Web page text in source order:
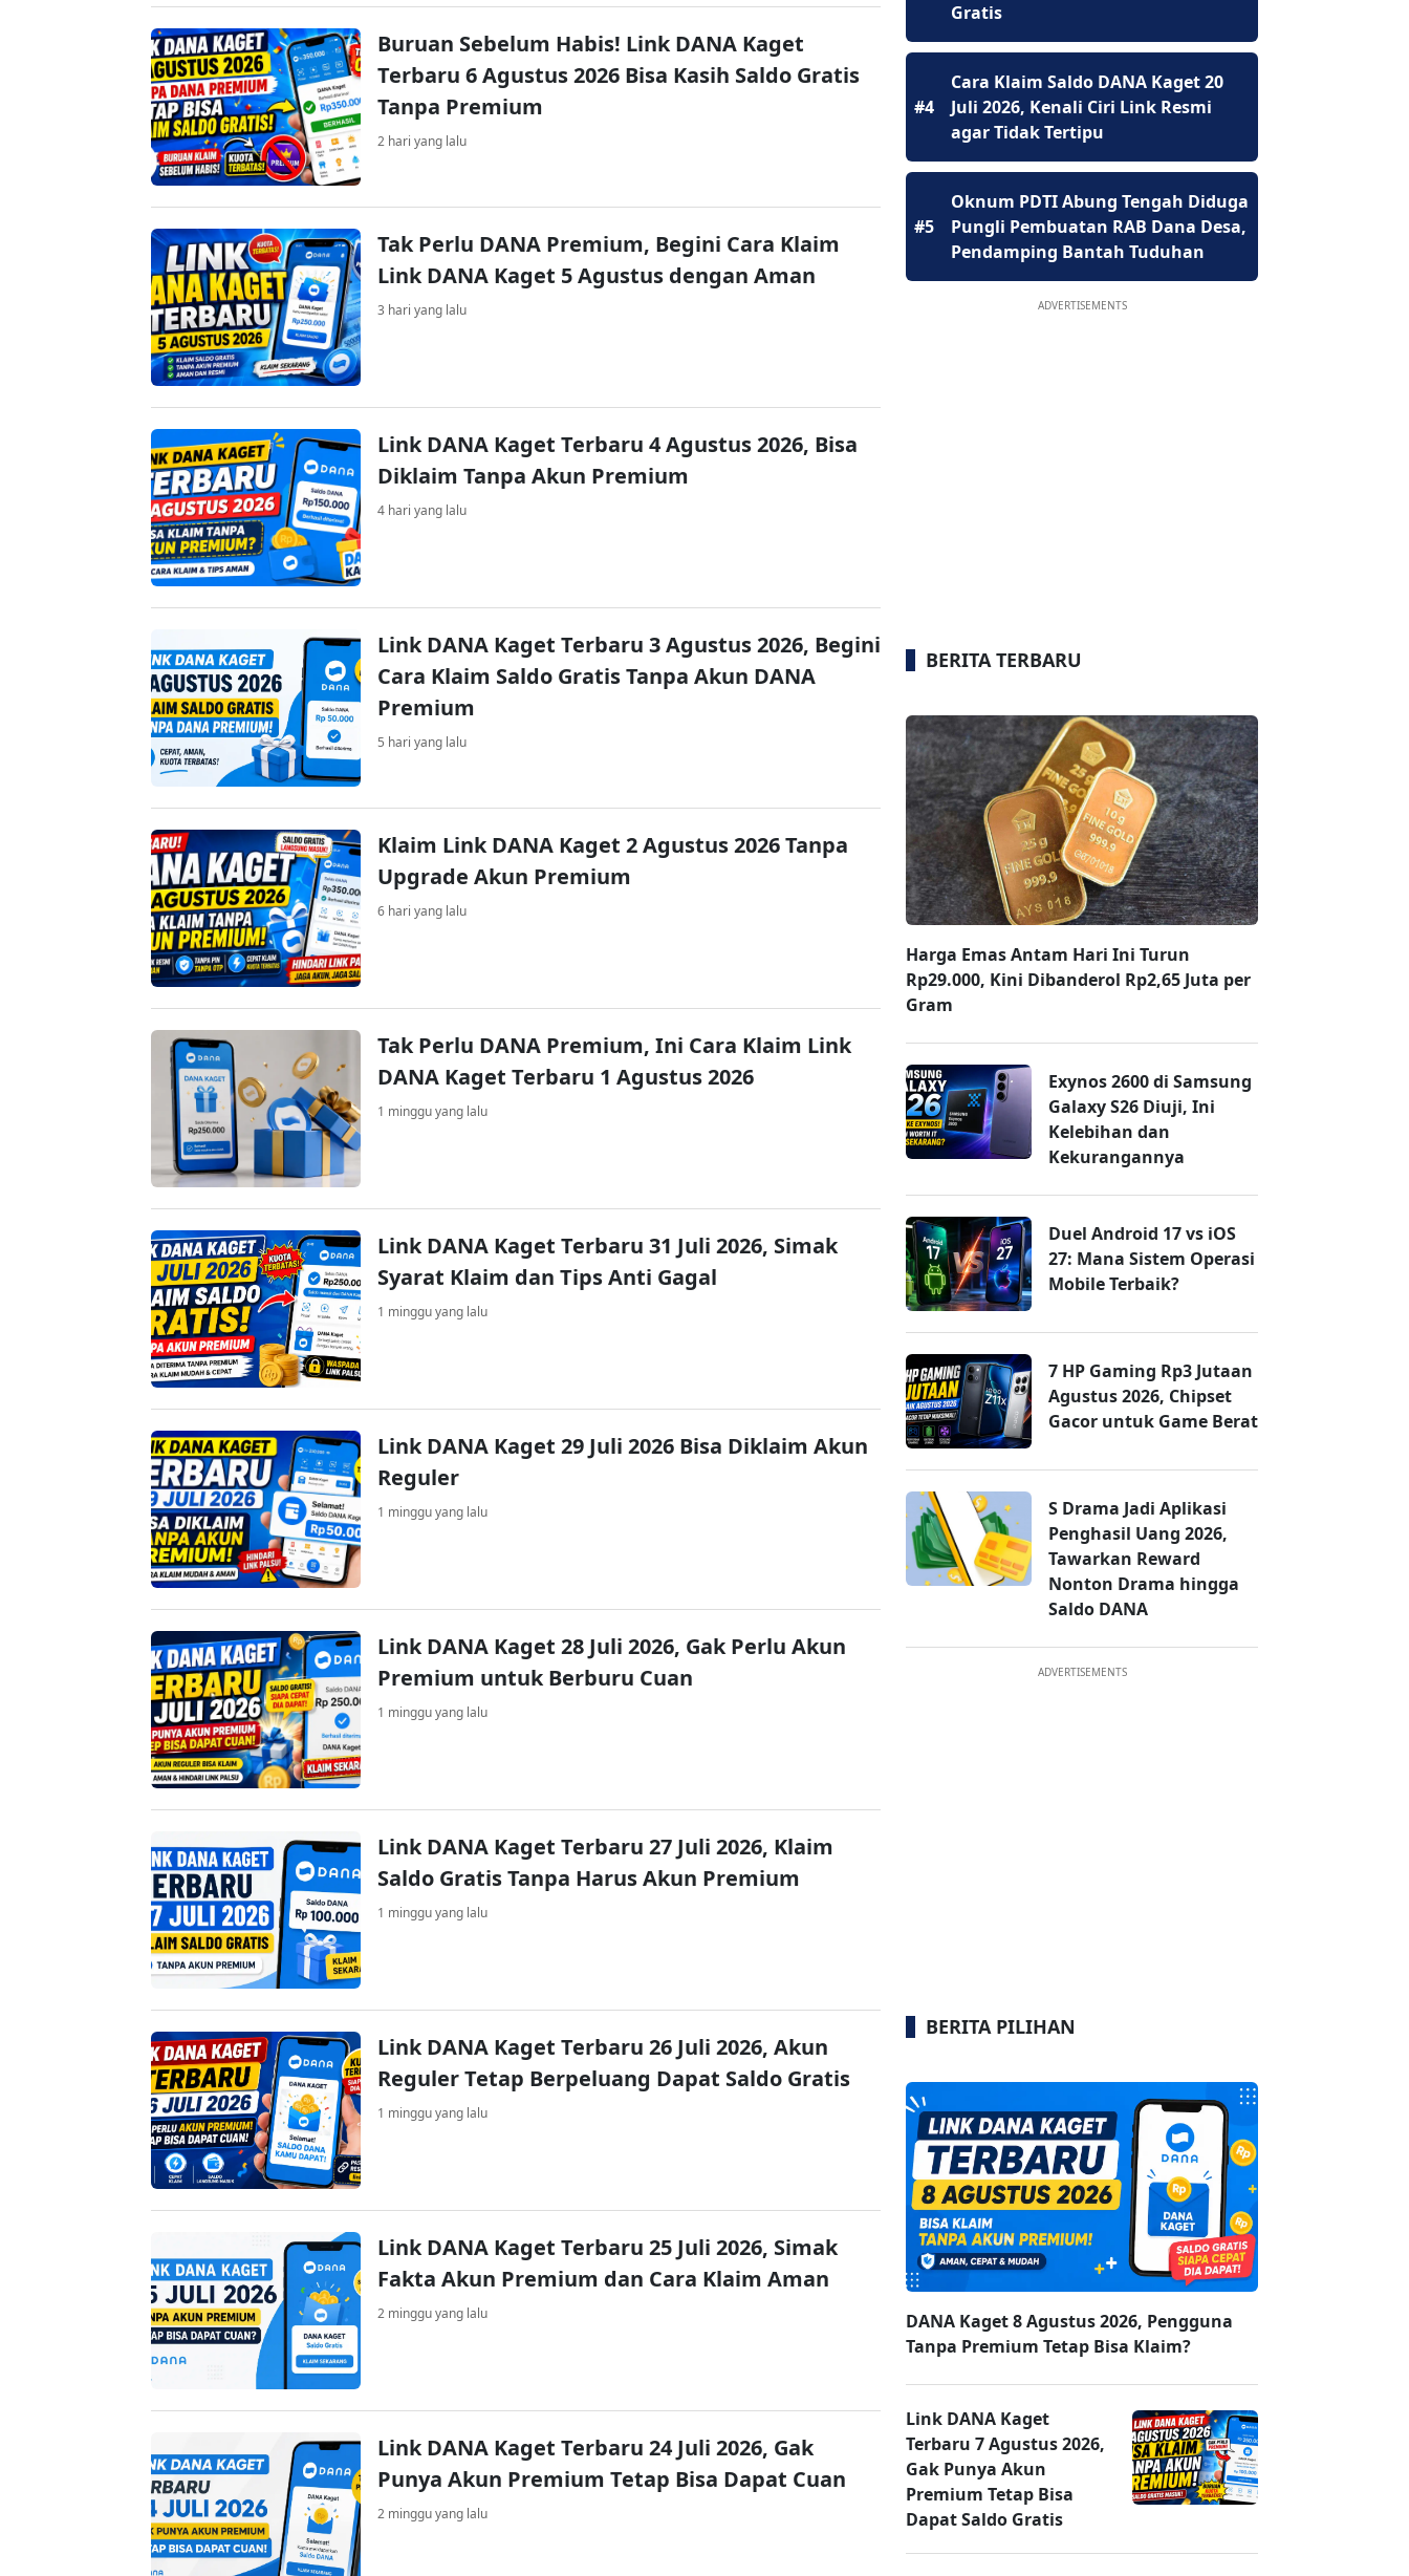
Buruan Sebelum Habis! Link DANA Kaget
Terbaru 6 Agustus 2026 Bisa Kasih Saldo Gratis
Tanpa Premium
2 hari yang lalu
Tak Perlu DANA Premium, Begini Cara Klaim
Link DANA Kaget 5 Agustus dengan Aman
3 hari yang lalu
Link DANA Kaget Terbaru 4 Agustus 2026, Bisa
Diklaim Tanpa Akun Premium
4 hari yang lalu
Link DANA Kaget Terbaru 3 Agustus 2026, Begini
Cara Klaim Saldo Gratis Tanpa Akun DANA
Premium
5 hari yang lalu
Klaim Link DANA Kaget 2 Agustus 2026 Tanpa
Upgrade Akun Premium
6 hari yang lalu
Tak Perlu DANA Premium, Ini Cara Klaim Link
DANA Kaget Terbaru 1 Agustus 2026
1 minggu yang lalu
Link DANA Kaget Terbaru 31 Juli 2026, Simak
Syarat Klaim dan Tips Anti Gagal
1 minggu yang lalu
Link DANA Kaget 29 Juli 2026 Bisa Diklaim Akun
Reguler
1 minggu yang lalu
Link DANA Kaget 28 Juli 2026, Gak Perlu Akun
Premium untuk Berburu Cuan
1 minggu yang lalu
Link DANA Kaget Terbaru 27 Juli 2026, Klaim
Saldo Gratis Tanpa Harus Akun Premium
1 minggu yang lalu
Link DANA Kaget Terbaru 26 Juli 2026, Akun
Reguler Tetap Berpeluang Dapat Saldo Gratis
1 minggu yang lalu
Link DANA Kaget Terbaru 25 Juli 2026, Simak
Fakta Akun Premium dan Cara Klaim Aman
2 minggu yang lalu
Link DANA Kaget Terbaru 24 Juli 2026, Gak
Punya Akun Premium Tetap Bisa Dapat Cuan
2 minggu yang lalu
Gratis
#4
Cara Klaim Saldo DANA Kaget 20
Juli 2026, Kenali Ciri Link Resmi
agar Tidak Tertipu
#5
Oknum PDTI Abung Tengah Diduga
Pungli Pembuatan RAB Dana Desa,
Pendamping Bantah Tuduhan
ADVERTISEMENTS
BERITA TERBARU
Harga Emas Antam Hari Ini Turun
Rp29.000, Kini Dibanderol Rp2,65 Juta per
Gram
Exynos 2600 di Samsung
Galaxy S26 Diuji, Ini
Kelebihan dan
Kekurangannya
Duel Android 17 vs iOS
27: Mana Sistem Operasi
Mobile Terbaik?
7 HP Gaming Rp3 Jutaan
Agustus 2026, Chipset
Gacor untuk Game Berat
S Drama Jadi Aplikasi
Penghasil Uang 2026,
Tawarkan Reward
Nonton Drama hingga
Saldo DANA
ADVERTISEMENTS
BERITA PILIHAN
DANA Kaget 8 Agustus 2026, Pengguna
Tanpa Premium Tetap Bisa Klaim?
Link DANA Kaget
Terbaru 7 Agustus 2026,
Gak Punya Akun
Premium Tetap Bisa
Dapat Saldo Gratis